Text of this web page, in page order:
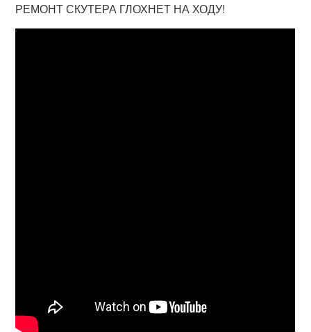
РЕМОНТ СКУТЕРА ГЛОХНЕТ НА ХОДУ!